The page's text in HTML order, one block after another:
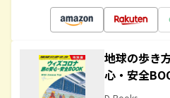
地球の歩き
心・安全